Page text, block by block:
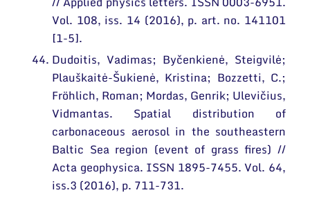
Vol. 108, iss. 14 (2016), p. art. no. 141101
[1-5].
Dudoitis, Vadimas; Byčenkienė, Steigvilė;
Plauškaitė-Šukienė, Kristina; Bozzetti, C.;
Fröhlich, Roman; Mordas, Genrik; Ulevičius,
Vidmantas. Spatial distribution of
carbonaceous aerosol in the southeastern
Baltic Sea region (event of grass fires) //
Acta geophysica. ISSN 1895-7455. Vol. 64,
iss.3 (2016), p. 711-731.